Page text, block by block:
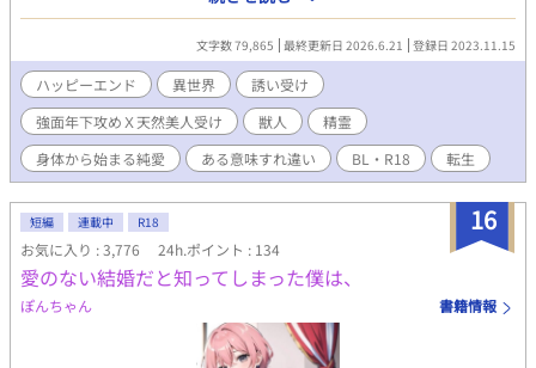
ほん儚げ美人の魔性植物が強面冒険者を誘い受けする話です。 こ
の世界は女性もいます。同性同士の恋愛結婚も普通にあります。
たぶん子供は魔法でご都合主義的な？ 考えていないと思います
（笑）。 タイトル浮かばなかったので(仮)ですが、良いのが浮か
んだら変えるかも。 思い付いて書いたので内容は有って無いよう
なモノです。笑って流して下さい。 Ｒ18なので＊印です。 ※一話
目が長いのは、ショートで終わる予定だったため。何話か続きを
書こうと思って、短編扱いで連載中に変更になります。 更新は気
文字数 79,865 最終更新日 2026.6.21 登録日 2023.11.15
ハッピーエンド 異世界
誘い受け
強面年下攻めＸ天然美人受け
獣人
精霊
身体から始まる純愛
ある意味すれ違い BL・R18 転生
16
短編 連載中 R18
お気に入り : 3,776 24h.ポイント : 134
愛のない結婚だと知ってしまった僕は、
ぽんちゃん 書籍情報